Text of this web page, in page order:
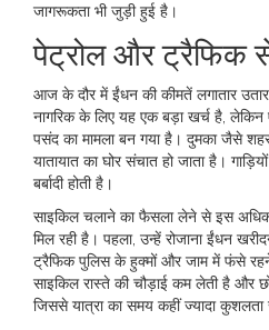
जागरूकता भी जुड़ी हुई है।
पेट्रोल और ट्रैफिक से
आज के दौर में ईंधन की कीमतें लगातार
नागरिक के लिए यह एक बड़ा खर्च है, लेकिन
पसंद का मामला बन गया है। दुमका जैसे
यातायात का घोर संचात हो जाता है।
बर्बादी होती है।
साइकिल चलाने का फैसला लेने से इस
मिल रही है। पहला, उन्हें रोजाना ईंधन
ट्रैफिक पुलिस के हुक्मों और जाम में फंसे रहने
साइकिल रास्ते की चौड़ाई कम लेती है और
जिससे यात्रा का समय कहीं ज्यादा